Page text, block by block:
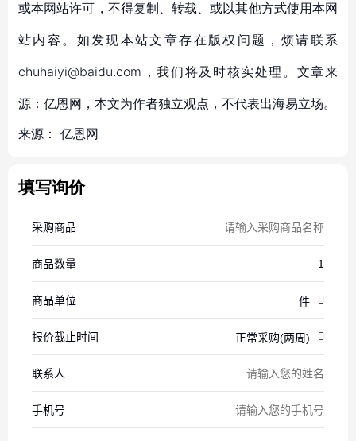
或本网站许可，不得复制、转载、或以其他方式使用本网
站内容。如发现本站文章存在版权问题，烦请联系
chuhaiyi@baidu.com，我们将及时核实处理。文章来
源：亿恩网，本文为作者独立观点，不代表出海易立场。
来源： 亿恩网
填写询价